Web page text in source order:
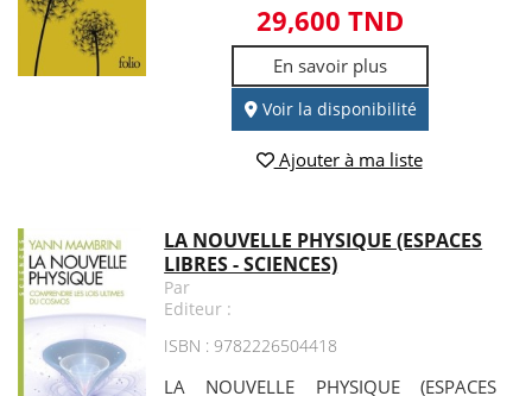
29,600 TND
En savoir plus
Voir la disponibilité
Ajouter à ma liste
LA NOUVELLE PHYSIQUE (ESPACES
LIBRES - SCIENCES)
Par
Editeur :
ISBN : 9782226504418
LA NOUVELLE PHYSIQUE (ESPACES